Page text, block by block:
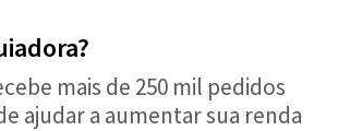
mais de 250 mil pedidos
ajudar a aumentar sua renda